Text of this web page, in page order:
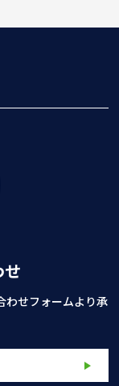
せ
わせフォームより承